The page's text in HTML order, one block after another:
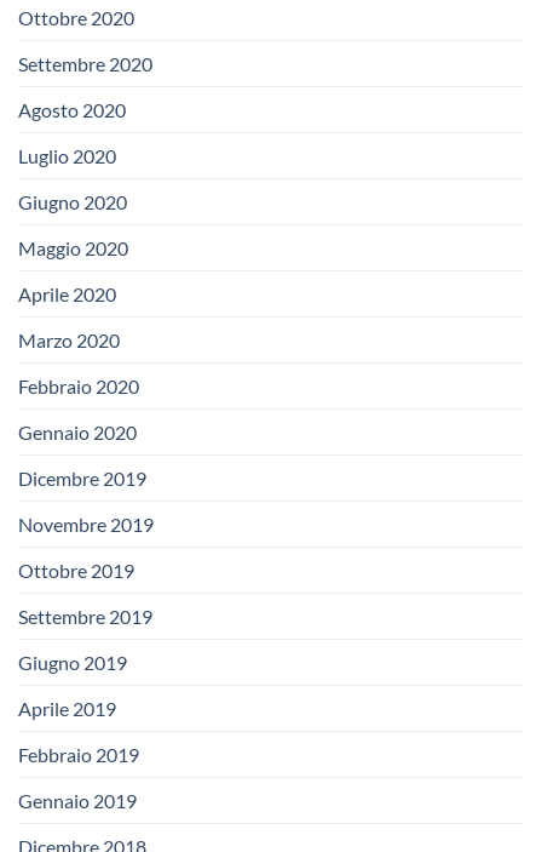
Ottobre 2020
Settembre 2020
Agosto 2020
Luglio 2020
Giugno 2020
Maggio 2020
Aprile 2020
Marzo 2020
Febbraio 2020
Gennaio 2020
Dicembre 2019
Novembre 2019
Ottobre 2019
Settembre 2019
Giugno 2019
Aprile 2019
Febbraio 2019
Gennaio 2019
Dicembre 2018